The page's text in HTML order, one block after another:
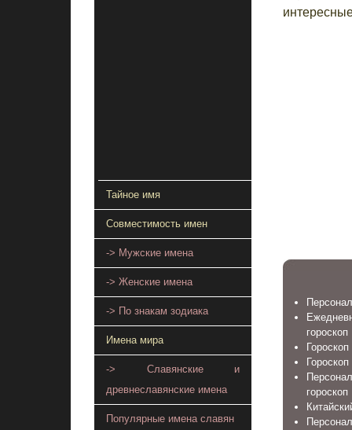
гороскоп
гороскоп
Тайное имя
Совместимость имен
-> Мужские имена
-> Женские имена
-> По знакам зодиака
Имена мира
-> Славянские и
древнеславянские имена
Популярные имена славян